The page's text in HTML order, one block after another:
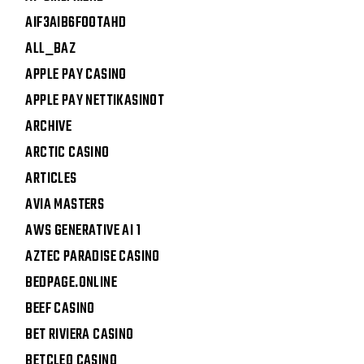
AIF3AIB6FOOTAHD
ALL_BAZ
APPLE PAY CASINO
APPLE PAY NETTIKASINOT
ARCHIVE
ARCTIC CASINO
ARTICLES
AVIA MASTERS
AWS GENERATIVE AI 1
AZTEC PARADISE CASINO
BEDPAGE.ONLINE
BEEF CASINO
BET RIVIERA CASINO